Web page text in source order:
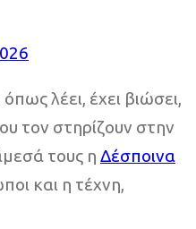
λέει, έχει βιώσει,
τον στηρίζουν στην
τους η Δέσποινα
και η τέχνη,